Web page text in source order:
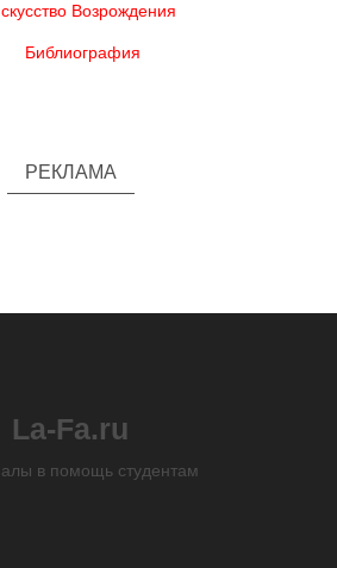
Возрождения
Библиография
РЕКЛАМА
La-Fa.ru
в помощь студентам